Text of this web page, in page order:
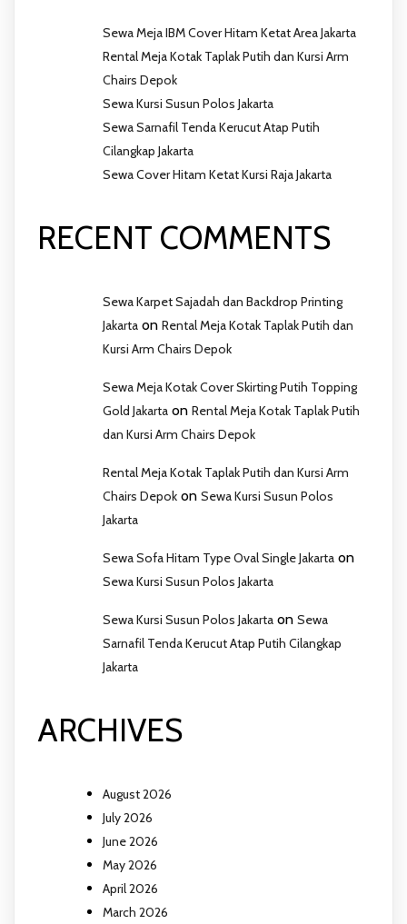
Sewa Meja IBM Cover Hitam Ketat Area Jakarta
Rental Meja Kotak Taplak Putih dan Kursi Arm
Chairs Depok
Sewa Kursi Susun Polos Jakarta
Sewa Sarnafil Tenda Kerucut Atap Putih
Cilangkap Jakarta
Sewa Cover Hitam Ketat Kursi Raja Jakarta
RECENT COMMENTS
Sewa Karpet Sajadah dan Backdrop Printing
Jakarta on Rental Meja Kotak Taplak Putih dan
Kursi Arm Chairs Depok
Sewa Meja Kotak Cover Skirting Putih Topping
Gold Jakarta on Rental Meja Kotak Taplak Putih
dan Kursi Arm Chairs Depok
Rental Meja Kotak Taplak Putih dan Kursi Arm
Chairs Depok on Sewa Kursi Susun Polos
Jakarta
Sewa Sofa Hitam Type Oval Single Jakarta on
Sewa Kursi Susun Polos Jakarta
Sewa Kursi Susun Polos Jakarta on Sewa
Sarnafil Tenda Kerucut Atap Putih Cilangkap
Jakarta
ARCHIVES
August 2026
July 2026
June 2026
May 2026
April 2026
March 2026